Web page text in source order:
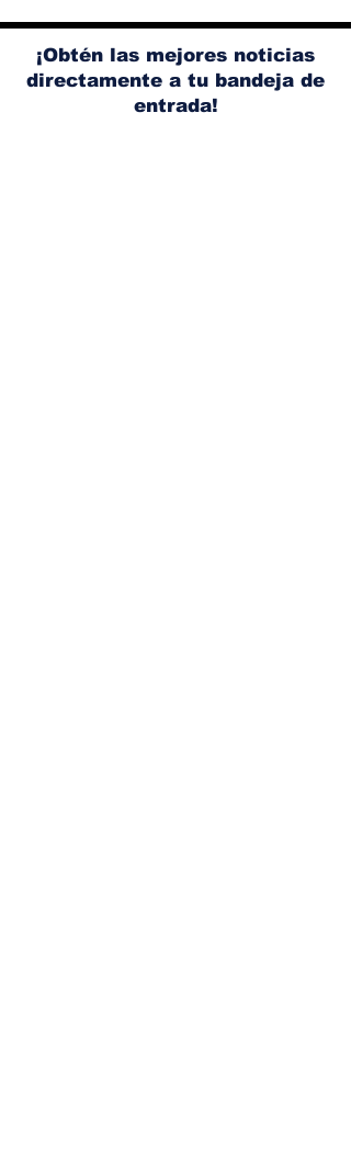
Weaver tomará su
lugar
¡Obtén las mejores noticias
directamente a tu bandeja de
entrada!